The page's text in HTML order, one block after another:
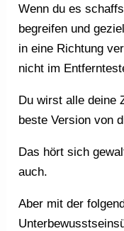
Wenn du es
begreifen und
in eine Richtung
nicht im
Du wirst alle deine
beste Version von
Das hört sich
auch.
Aber mit der